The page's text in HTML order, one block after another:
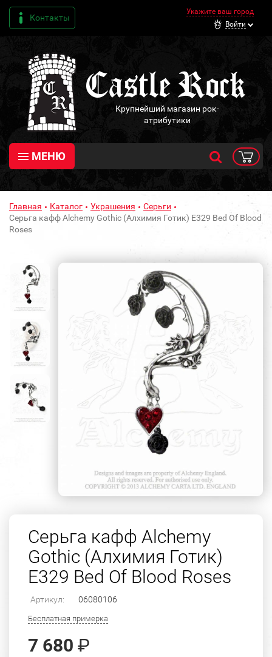
Контакты
Укажите ваш город
Войти
Крупнейший магазин рок-
атрибутики
МЕНЮ
Главная Каталог Украшения
Серьги
Серьга кафф Alchemy Gothic (Алхимия Готик) E329 Bed Of Blood
Roses
Серьга кафф Alchemy
Gothic (Алхимия Готик)
E329 Bed Of Blood Roses
Артикул: 06080106
Бесплатная примерка
7 680 ₽